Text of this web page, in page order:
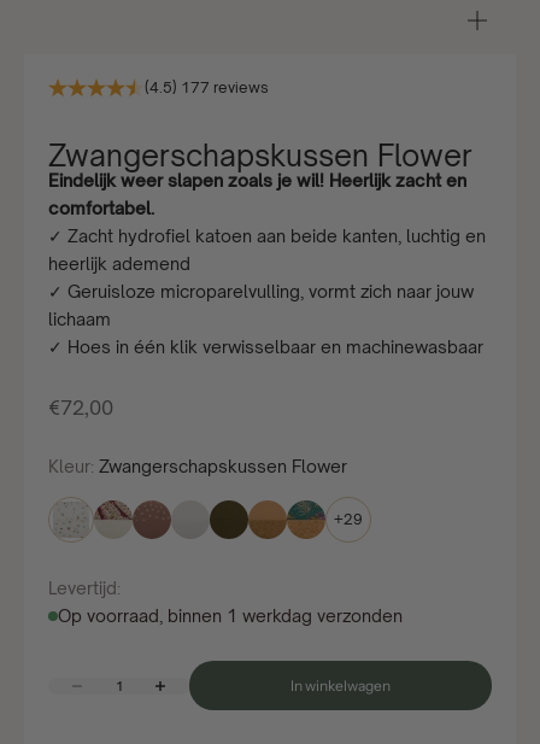
(4.5) 177 reviews
Zwangerschapskussen Flower
Eindelijk weer slapen zoals je wil! Heerlijk zacht en
comfortabel.
✓ Zacht hydrofiel katoen aan beide kanten, luchtig en
heerlijk ademend
✓ Geruisloze microparelvulling, vormt zich naar jouw
lichaam
✓ Hoes in één klik verwisselbaar en machinewasbaar
Aanbiedingsprijs
€72,00
Kleur: Zwangerschapskussen Flower
+29
Levertijd:
Op voorraad, binnen 1 werkdag verzonden
Aantal verlagenAantal verhogen In winkelwagen